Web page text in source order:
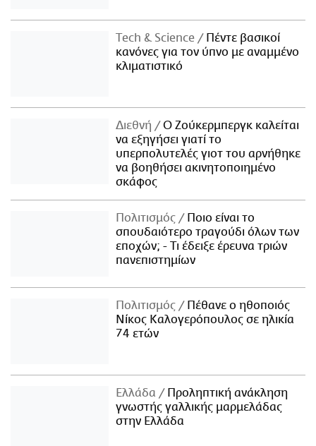
Τech & Science
Πέντε βασικοί
κανόνες για τον ύπνο με αναμμένο
κλιματιστικό
Διεθνή
Ο Ζούκερμπεργκ καλείται
να εξηγήσει γιατί το
υπερπολυτελές γιοτ του αρνήθηκε
να βοηθήσει ακινητοποιημένο
σκάφος
Πολιτισμός
Ποιο είναι το
σπουδαιότερο τραγούδι όλων των
εποχών; - Τι έδειξε έρευνα τριών
πανεπιστημίων
Πολιτισμός
Πέθανε ο ηθοποιός
Νίκος Καλογερόπουλος σε ηλικία
74 ετών
Ελλάδα
Προληπτική ανάκληση
γνωστής γαλλικής μαρμελάδας
στην Ελλάδα